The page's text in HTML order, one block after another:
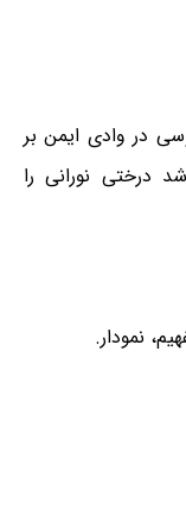
در وادی ایمن بر
درختی نورانی را
نمودار.